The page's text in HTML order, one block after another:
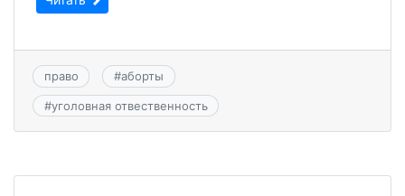
право #аборты
#уголовная отвественность